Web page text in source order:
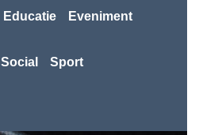
Educatie Eveniment
Social Sport